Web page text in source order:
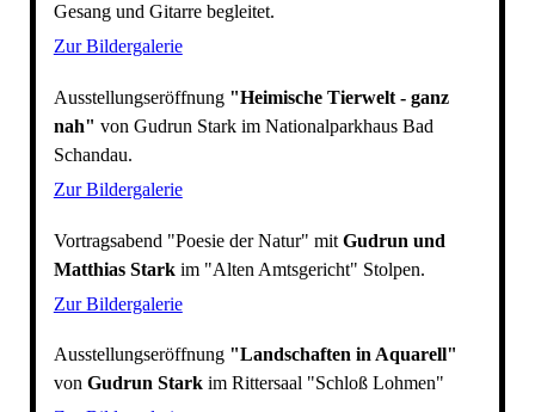
Gesang und Gitarre begleitet.
Zur Bildergalerie
Ausstellungseröffnung "Heimische Tierwelt - ganz
nah" von Gudrun Stark im Nationalparkhaus Bad
Schandau.
Zur Bildergalerie
Vortragsabend "Poesie der Natur" mit Gudrun und
Matthias Starkim "Alten Amtsgericht" Stolpen.
Zur Bildergalerie
Ausstellungseröffnung "Landschaften in Aquarell"
von Gudrun Starkim Rittersaal "Schloß Lohmen"